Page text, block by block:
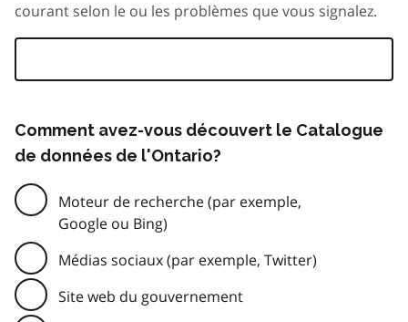
courant selon le ou les problèmes que vous signalez.
Comment avez-vous découvert le Catalogue
de données de l'Ontario?
Moteur de recherche (par exemple,
Google ou Bing)
Médias sociaux (par exemple, Twitter)
Site web du gouvernement